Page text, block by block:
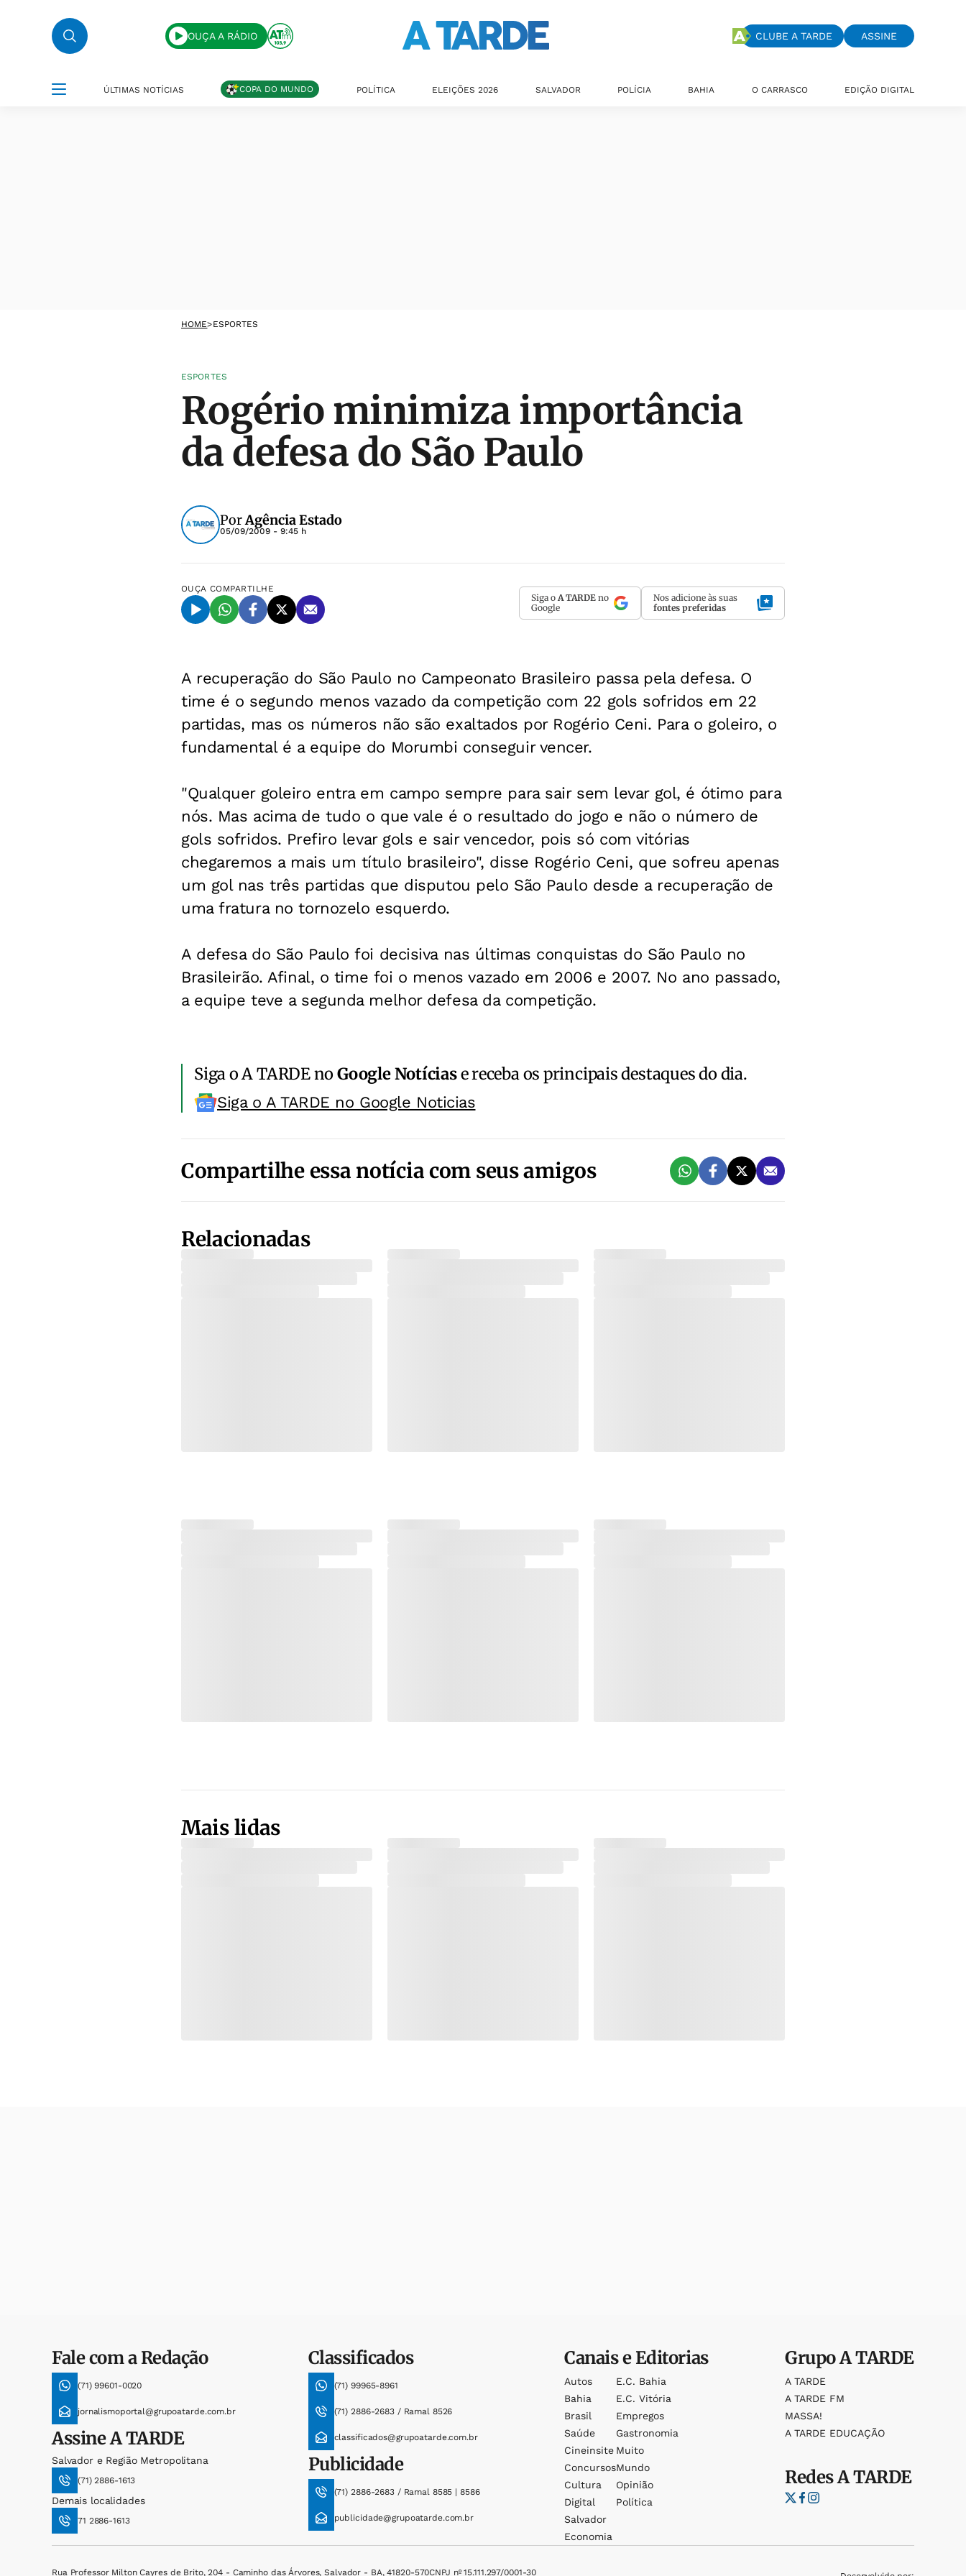
OUÇA A RÁDIO CLUBE A TARDE ASSINE
ÚLTIMAS NOTÍCIAS COPA DO MUNDO POLÍTICA ELEIÇÕES 2026 SALVADOR POLÍCIA BAHIA O CARRASCO EDIÇÃO DIGITAL
HOME>ESPORTES
ESPORTES
Rogério minimiza importância
da defesa do São Paulo
PorAgência Estado
05/09/2009 - 9:45 h
OUÇA COMPARTILHE
Siga o A TARDE no
Google
Nos adicione às suas
fontes preferidas
A recuperação do São Paulo no Campeonato Brasileiro passa pela defesa. O
time é o segundo menos vazado da competição com 22 gols sofridos em 22
partidas, mas os números não são exaltados por Rogério Ceni. Para o goleiro, o
fundamental é a equipe do Morumbi conseguir vencer.
"Qualquer goleiro entra em campo sempre para sair sem levar gol, é ótimo para
nós. Mas acima de tudo o que vale é o resultado do jogo e não o número de
gols sofridos. Prefiro levar gols e sair vencedor, pois só com vitórias
chegaremos a mais um título brasileiro", disse Rogério Ceni, que sofreu apenas
um gol nas três partidas que disputou pelo São Paulo desde a recuperação de
uma fratura no tornozelo esquerdo.
A defesa do São Paulo foi decisiva nas últimas conquistas do São Paulo no
Brasileirão. Afinal, o time foi o menos vazado em 2006 e 2007. No ano passado,
a equipe teve a segunda melhor defesa da competição.
Siga o A TARDE noGoogle Notíciase receba os principais destaques do dia.
Siga o A TARDE no Google Noticias
Compartilhe essa notícia com seus amigos
Relacionadas
Mais lidas
Fale com a Redação
(71) 99601-0020
jornalismoportal@grupoatarde.com.br
AssineA TARDE
Salvador e Região Metropolitana
(71) 2886-1613
Demais localidades
71 2886-1613
Classificados
(71) 99965-8961
(71) 2886-2683 / Ramal 8526
classificados@grupoatarde.com.br
Publicidade
(71) 2886-2683 / Ramal 8585 | 8586
publicidade@grupoatarde.com.br
Canais e Editorias
Autos
Bahia
Brasil
Saúde
Cineinsite
Concursos
Cultura
Digital
Salvador
Economia
E.c. Bahia
E.c. Vitória
Empregos
Gastronomia
Muito
Mundo
Opinião
Política
GrupoA TARDE
A TARDE
A TARDE FM
MASSA!
A TARDE EDUCAÇÃO
RedesA TARDE
Rua Professor Milton Cayres de Brito, 204 - Caminho das Árvores, Salvador - BA, 41820-570CNPJ nº 15.111.297/0001-30